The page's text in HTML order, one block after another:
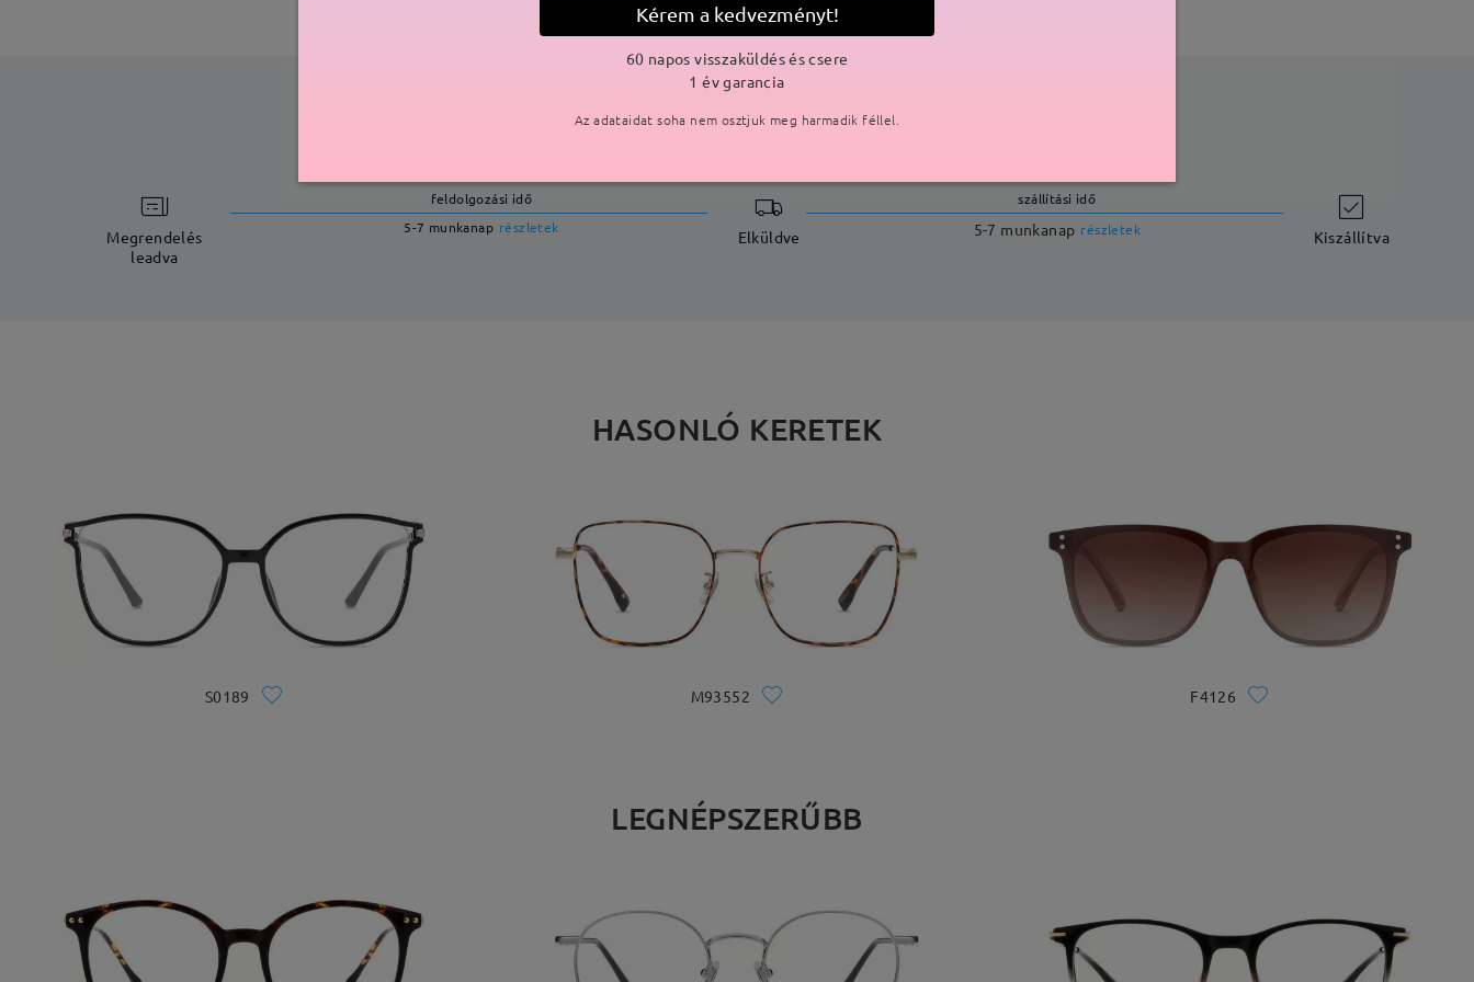
SZÁLLÍTÁS
Megrendelés
leadva
feldolgozási idő
5-7 munkanap részletek Elküldve
szállítási idő
5-7 munkanap részletek Kiszállítva
HASONLÓ KERETEK
S0189 M93552 F4126
LEGNÉPSZERŰBB
Kérem a kedvezményt!
60 napos visszaküldés és csere
1 év garancia
Az adataidat soha nem osztjuk meg harmadik féllel.